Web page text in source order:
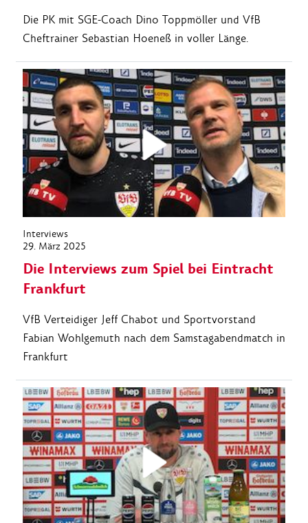
Die PK mit SGE-Coach Dino Toppmöller und VfB
Cheftrainer Sebastian Hoeneß in voller Länge.
Interviews
29. März 2025
Die Interviews zum Spiel bei Eintracht
Frankfurt
VfB Verteidiger Jeff Chabot und Sportvorstand
Fabian Wohlgemuth nach dem Samstagabendmatch in
Frankfurt